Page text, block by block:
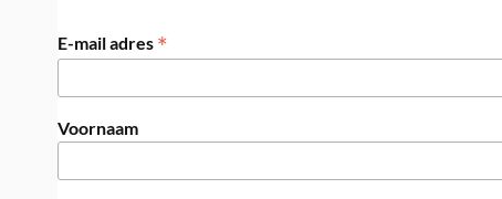
E-mail adres *
Voornaam